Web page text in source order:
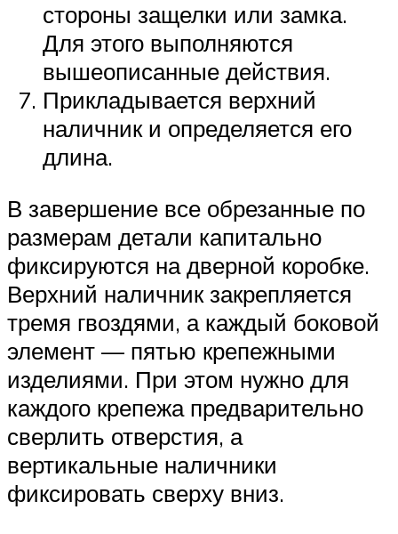
стороны защелки или замка.
Для этого выполняются
вышеописанные действия.
Прикладывается верхний
наличник и определяется его
длина.
В завершение все обрезанные по
размерам детали капитально
фиксируются на дверной коробке.
Верхний наличник закрепляется
тремя гвоздями, а каждый боковой
элемент — пятью крепежными
изделиями. При этом нужно для
каждого крепежа предварительно
сверлить отверстия, а
вертикальные наличники
фиксировать сверху вниз.